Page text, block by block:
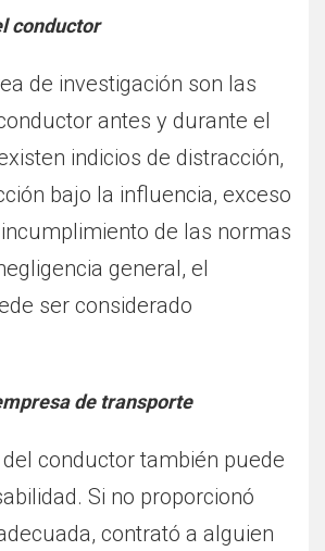
conductor
de investigación son las
antes y durante el
indicios de distracción,
bajo la influencia, exceso
de las normas
general, el
ser considerado
de transporte
conductor también puede
Si no proporcionó
contrató a alguien